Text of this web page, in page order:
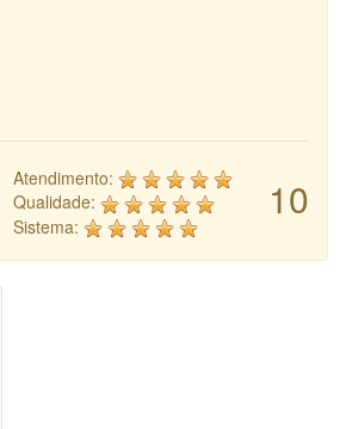
10
Atendimento:
Qualidade:
Sistema: